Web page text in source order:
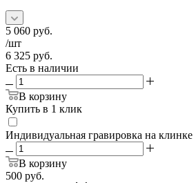
5 060 руб.
/шт
6 325 руб.
Есть в наличии
В корзину
Купить в 1 клик
Индивидуальная гравировка на клинке
В корзину
500 руб.